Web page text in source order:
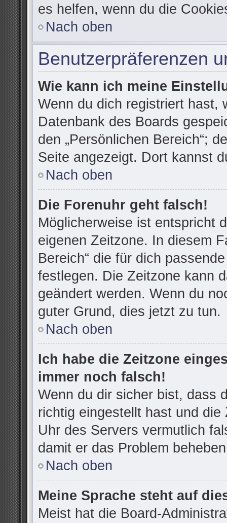
es helfen, wenn du die
Nach oben
Benutzerpräferenzen
Wie kann ich meine
Wenn du dich registriert hast,
Datenbank des Boards
den „Persönlichen Bereich“;
Seite angezeigt. Dort kannst
Nach oben
Die Forenuhr geht falsch!
Möglicherweise ist entspricht
eigenen Zeitzone. In diesem
Bereich“ die für dich
festlegen. Die Zeitzone kann
geändert werden. Wenn du
guter Grund, dies jetzt zu tun.
Nach oben
Ich habe die Zeitzone
immer noch falsch!
Wenn du dir sicher bist, dass
richtig eingestellt hast und
Uhr des Servers vermutlich
damit er das Problem
Nach oben
Meine Sprache steht auf
Meist hat die Board-